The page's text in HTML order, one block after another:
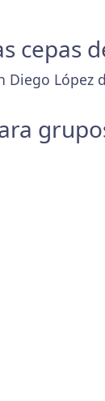
cepas
López